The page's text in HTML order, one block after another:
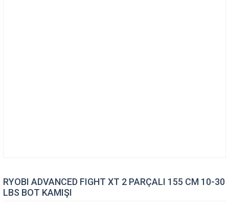
RYOBI ADVANCED FIGHT XT 2 PARÇALI 155 CM 10-30
LBS BOT KAMIŞI